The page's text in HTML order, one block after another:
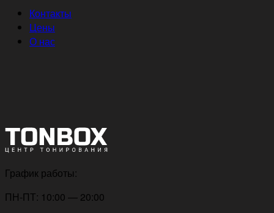
Контакты
Цены
О нас
График работы:
ПН-ПТ: 10:00 — 20:00